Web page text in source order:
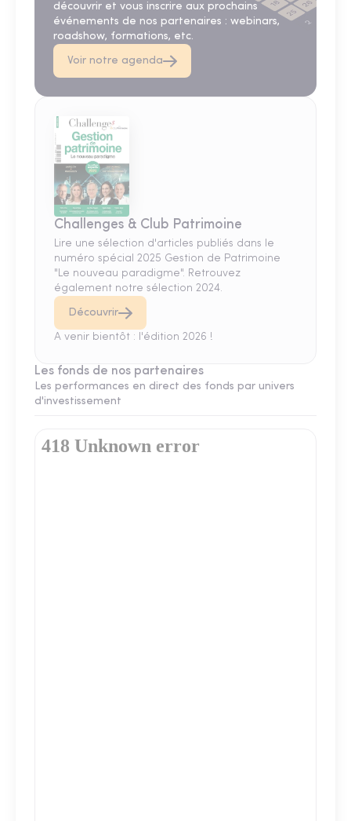
découvrir et vous inscrire aux prochains
événements de nos partenaires : webinars,
roadshow, formations, etc.
Voir notre agenda
Challenges & Club Patrimoine
Lire une sélection d'articles publiés dans le
numéro spécial 2025 Gestion de Patrimoine
"Le nouveau paradigme". Retrouvez
également notre sélection 2024.
Découvrir
A venir bientôt : l'édition 2026 !
Les fonds de nos partenaires
Les performances en direct des fonds par univers
d'investissement